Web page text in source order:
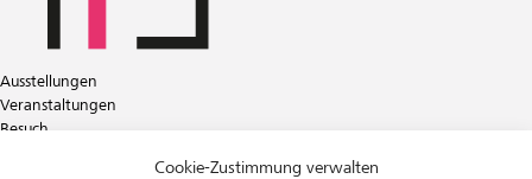
Cookie-Zustimmung verwalten
Ausstellungen
Veranstaltungen
Besuch